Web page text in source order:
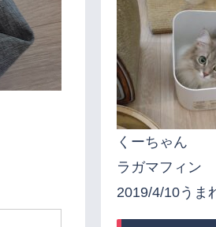
くーちゃん
ラガマフィン
2019/4/10うま